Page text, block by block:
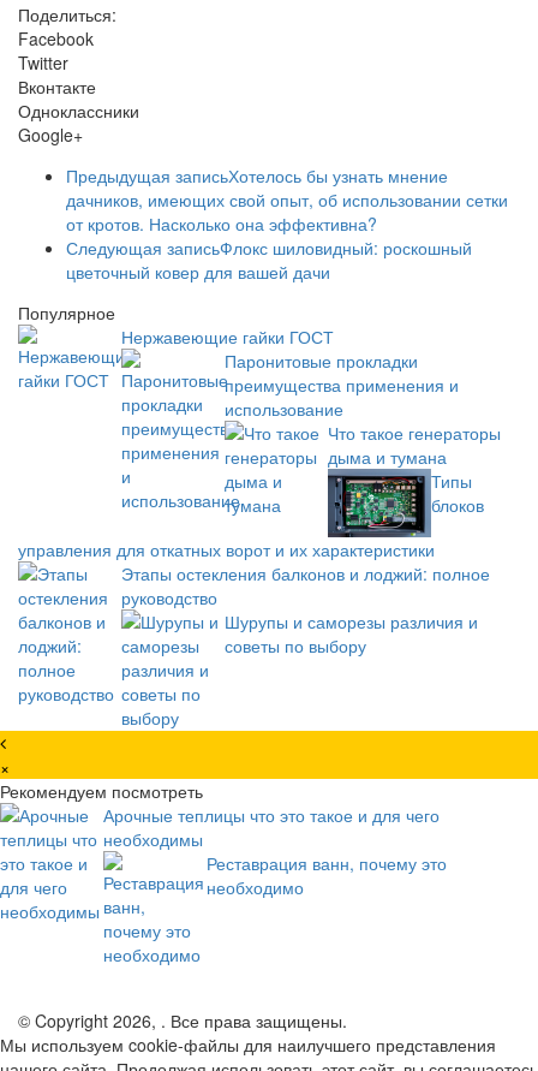
Поделиться:
Facebook
Twitter
Вконтакте
Одноклассники
Google+
Предыдущая записьХотелось бы узнать мнение
дачников, имеющих свой опыт, об использовании сетки
от кротов. Насколько она эффективна?
Следующая записьФлокс шиловидный: роскошный
цветочный ковер для вашей дачи
Популярное
Нержавеющие гайки ГОСТ
Паронитовые прокладки
преимущества применения и
использование
Что такое генераторы
дыма и тумана
Типы
блоков
управления для откатных ворот и их характеристики
Этапы остекления балконов и лоджий: полное
руководство
Шурупы и саморезы различия и
советы по выбору
×
Рекомендуем посмотреть
Арочные теплицы что это такое и для чего
необходимы
Реставрация ванн, почему это
необходимо
© Copyright 2026, . Все права защищены.
Мы используем cookie-файлы для наилучшего представления